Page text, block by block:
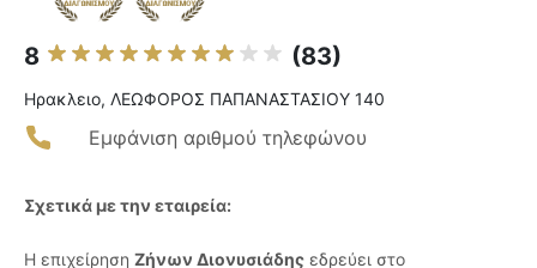
8 (83)
Ηρακλειο, ΛΕΩΦΟΡΟΣ ΠΑΠΑΝΑΣΤΑΣΙΟΥ 140
Εμφάνιση αριθμού τηλεφώνου
Σχετικά με την εταιρεία:
Η επιχείρηση Ζήνων Διονυσιάδης εδρεύει στο